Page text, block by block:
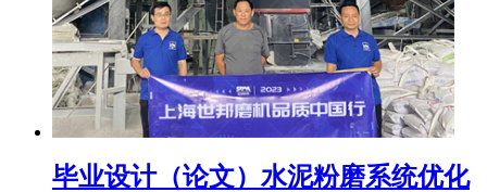
毕业设计（论文）水泥粉磨系统优化